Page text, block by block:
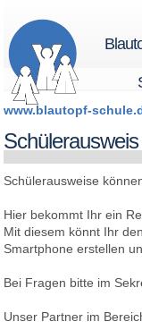
Startseite
BTS -
www.blautopf-
Schülerausweis
Schülerausweise
Hier bekommt Ihr ein
Mit diesem könnt Ihr
Smartphone erstellen
Bei Fragen bitte im
Unser Partner im